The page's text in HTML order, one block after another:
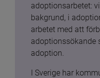
adoptionsarbetet:
bakgrund, i
arbetet med att
adoptionssökande
adoption.
I Sverige har